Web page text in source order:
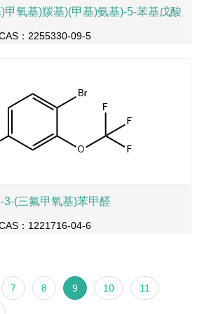
甲氧基)羰基)(甲基)氨基)-5-苯基戊酸
：2255330-09-5
3-(三氟甲氧基)苯甲醛
：1221716-04-6
7 8 9 10 11